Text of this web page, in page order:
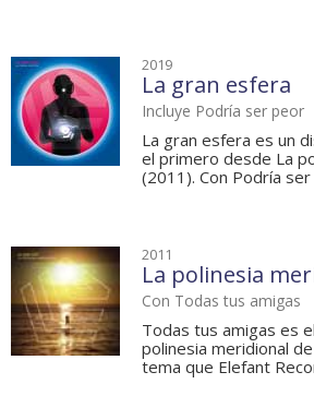
2019
La gran esfera
Incluye Podría ser peor
La gran esfera es un
el primero desde La
(2011). Con Podría
2011
La polinesia
Con Todas tus amigas
Todas tus amigas es
polinesia meridional
tema que Elefant